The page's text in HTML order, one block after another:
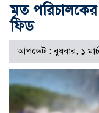
মৃত পরিচালকের
ফিড
আপডেট : বুধবার, ১